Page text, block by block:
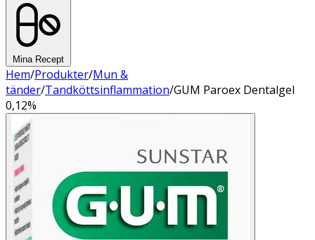
Mina Recept
Hem/Produkter/Mun &
tänder/Tandköttsinflammation/GUM Paroex Dentalgel
0,12%